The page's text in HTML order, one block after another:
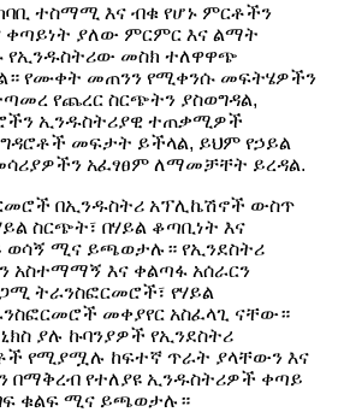
ተስማሚ እና ብቁ የሆኑ ምርቶችን
ቀጣይነት ያለው ምርምር እና ልማት
የኢንዱስትሪው መስክ ተለዋዋጭ
የሙቀት መጠንን የሚቀንሱ መፍትሄዎችን
የጨረር ስርጭትን ያስወግዳል,
ኢንዱስትሪያዊ ተጠቃሚዎች
መፍታት ይችላል, ይህም የኃይል
አፈፃፀም ለማመቻቸት ይረዳል.
በኢንዱስትሪ አፕሊኬሽኖች ውስጥ
ስርጭት፣ በሃይል ቆጣቢነት እና
ወሳኝ ሚና ይጫወታሉ። የኢንደስትሪ
አስተማማኝ እና ቀልጣፋ አሰራርን
ትራንስፎርመሮች፣ የሃይል
መቀያየር አስፈላጊ ናቸው።
ያሉ ኩባንያዎች የኢንደስትሪ
የሚያሟሉ ከፍተኛ ጥራት ያላቸውን እና
በማቅረብ የተለያዩ ኢንዱስትሪዎች ቀጣይ
ቁልፍ ሚና ይጫወታሉ።